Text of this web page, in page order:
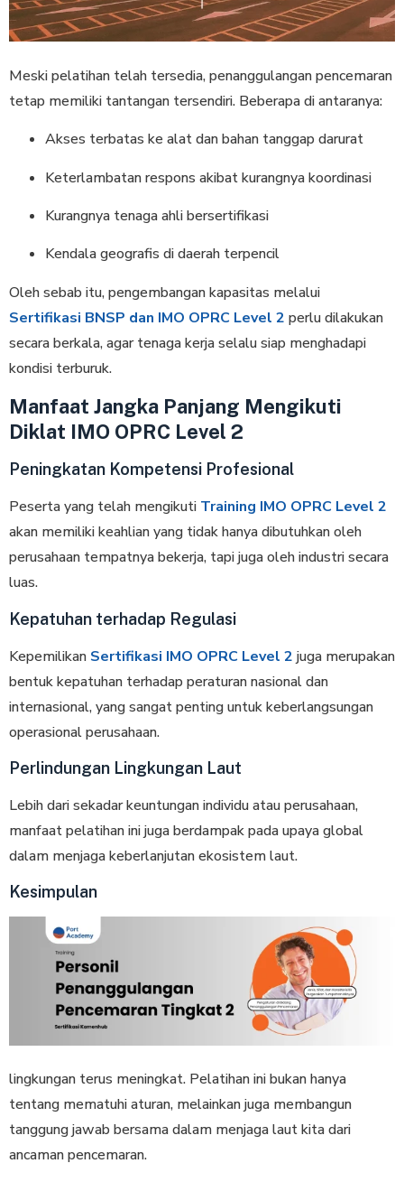
Meski pelatihan telah tersedia, penanggulangan pencemaran
tetap memiliki tantangan tersendiri. Beberapa di antaranya:
Akses terbatas ke alat dan bahan tanggap darurat
Keterlambatan respons akibat kurangnya koordinasi
Kurangnya tenaga ahli bersertifikasi
Kendala geografis di daerah terpencil
Oleh sebab itu, pengembangan kapasitas melalui
Sertifikasi BNSP dan IMO OPRC Level 2 perlu dilakukan
secara berkala, agar tenaga kerja selalu siap menghadapi
kondisi terburuk.
Manfaat Jangka Panjang Mengikuti
Diklat IMO OPRC Level 2
Peningkatan Kompetensi Profesional
Peserta yang telah mengikuti Training IMO OPRC Level 2
akan memiliki keahlian yang tidak hanya dibutuhkan oleh
perusahaan tempatnya bekerja, tapi juga oleh industri secara
luas.
Kepatuhan terhadap Regulasi
Kepemilikan Sertifikasi IMO OPRC Level 2 juga merupakan
bentuk kepatuhan terhadap peraturan nasional dan
internasional, yang sangat penting untuk keberlangsungan
operasional perusahaan.
Perlindungan Lingkungan Laut
Lebih dari sekadar keuntungan individu atau perusahaan,
manfaat pelatihan ini juga berdampak pada upaya global
dalam menjaga keberlanjutan ekosistem laut.
Kesimpulan
lingkungan terus meningkat. Pelatihan ini bukan hanya
tentang mematuhi aturan, melainkan juga membangun
tanggung jawab bersama dalam menjaga laut kita dari
ancaman pencemaran.